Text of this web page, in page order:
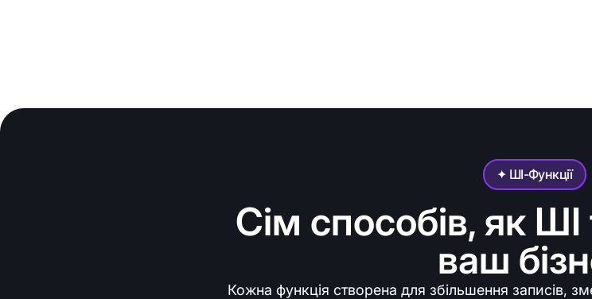
✦ ШІ-Функції
Сім способів, як
ваш
Кожна функція створена для збільшення записів,